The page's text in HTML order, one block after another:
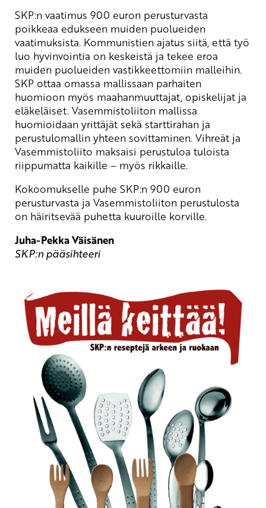
SKP:n vaatimus 900 euron perusturvasta
poikkeaa edukseen muiden puolueiden
vaatimuksista. Kommunistien ajatus siitä, että työ
luo hyvinvointia on keskeistä ja tekee eroa
muiden puolueiden vastikkeettomiin malleihin.
SKP ottaa omassa mallissaan parhaiten
huomioon myös maahanmuuttajat, opiskelijat ja
eläkeläiset. Vasemmistoliiton mallissa
huomioidaan yrittäjät sekä starttirahan ja
perustulomallin yhteen sovittaminen. Vihreät ja
Vasemmistoliito maksaisi perustuloa tuloista
riippumatta kaikille – myös rikkaille.
Kokoomukselle puhe SKP:n 900 euron
perusturvasta ja Vasemmistoliiton perustulosta
on häiritsevää puhetta kuuroille korville.
Juha-Pekka Väisänen
SKP:n pääsihteeri